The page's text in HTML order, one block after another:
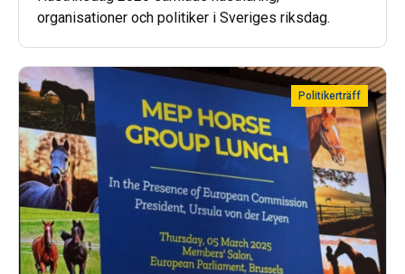
organisationer och politiker i Sveriges riksdag.
Politikerträff